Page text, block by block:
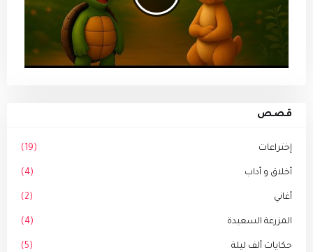
قصص
إختراعات (19)
أخلاق و أداب (4)
أغاني (2)
المزرعة السعيدة (4)
حكايات ألف ليلة (5)